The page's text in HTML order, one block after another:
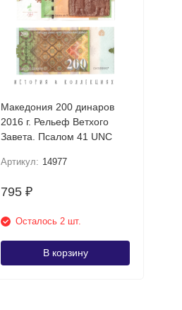
Македония 200 динаров
2016 г. Рельеф Ветхого
Завета. Псалом 41 UNC
Артикул: 14977
795₽
Осталось 2 шт.
В корзину